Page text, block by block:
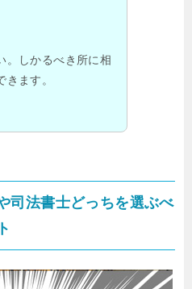
。しかるべき所に相
ます。
司法書士どっちを選ぶべ